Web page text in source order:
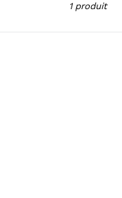
1 produit